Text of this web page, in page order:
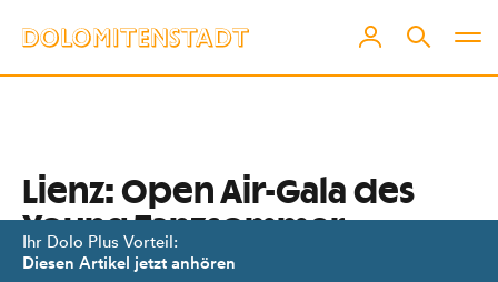
Ihr Dolo Plus Vorteil:
Diesen Artikel jetzt anhören
Lienz: Open Air-Gala des
Young Tanzsommer
Innsbruck